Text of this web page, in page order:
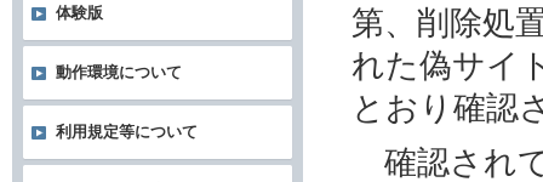
第、削除処
れた偽サイ
とおり確認
確認され
体験版
動作環境について
利用規定等について